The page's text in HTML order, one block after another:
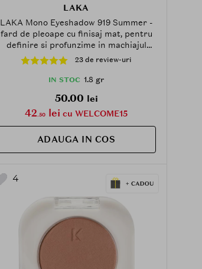
LAKA
LAKA Mono Eyeshadow 919 Summer -
fard de pleoape cu finisaj mat, pentru
definire si profunzime in machiajul
ochilor - 1.8 g
23 de review-uri
IN STOC 1.8 gr
50.00 lei
42.50 lei cu WELCOME15
ADAUGA IN COS
4